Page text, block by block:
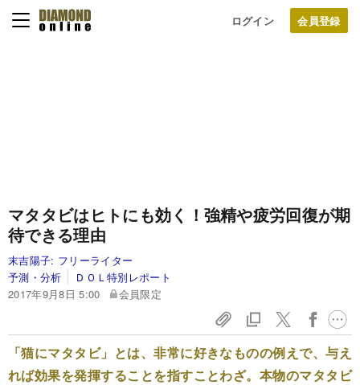
ログイン
マタタビはヒトにも効く！強精や疲労回復が期
待できる理由
末吉陽子: フリーライター
予測・分析
ＤＯＬ特別レポート
2017年9月8日 5:00
会員限定
「猫にマタタビ」とは、非常に好きなものの例えで、与え
れば効果を発揮することを指すことわざ。本物のマタタビ